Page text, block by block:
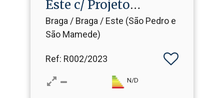
Este c/ Projeto
Aprovado p...
Braga / Braga / Este (São Pedro e
São Mamede)
Ref: R002/2023
N/D